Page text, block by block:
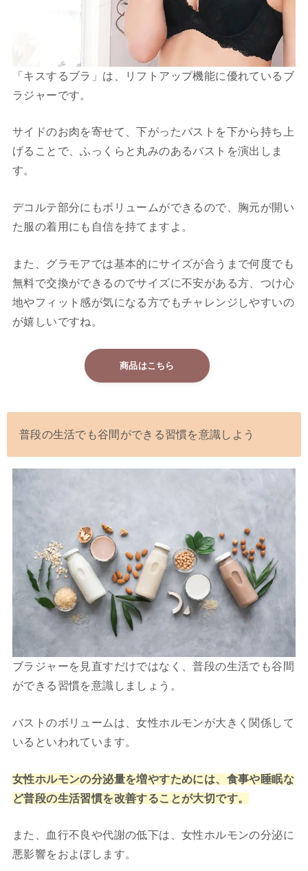
「キスするブラ」は、リフトアップ機能に優れているブ
ラジャーです。
サイドのお肉を寄せて、下がったバストを下から持ち上
げることで、ふっくらと丸みのあるバストを演出しま
す。
デコルテ部分にもボリュームができるので、胸元が開い
た服の着用にも自信を持てますよ。
また、グラモアでは基本的にサイズが合うまで何度でも
無料で交換ができるのでサイズに不安がある方、つけ心
地やフィット感が気になる方でもチャレンジしやすいの
が嬉しいですね。
商品はこちら
普段の生活でも谷間ができる習慣を意識しよう
ブラジャーを見直すだけではなく、普段の生活でも谷間
ができる習慣を意識しましょう。
バストのボリュームは、女性ホルモンが大きく関係して
いるといわれています。
女性ホルモンの分泌量を増やすためには、食事や睡眠な
ど普段の生活習慣を改善することが大切です。
また、血行不良や代謝の低下は、女性ホルモンの分泌に
悪影響をおよぼします。